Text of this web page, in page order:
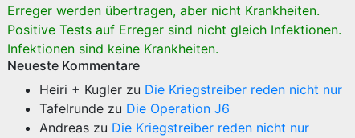
Erreger werden übertragen, aber nicht Krankheiten.
Positive Tests auf Erreger sind nicht gleich Infektionen.
Infektionen sind keine Krankheiten.
Neueste Kommentare
Heiri + Kugler zu Die Kriegstreiber reden nicht nur
Tafelrunde zu Die Operation J6
Andreas zu Die Kriegstreiber reden nicht nur